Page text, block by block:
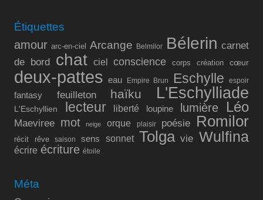
Étiquettes
amour arc-en-ciel Arcange Belmilor Bélerin carnet
de bord
chat ciel conscience corps création cœur
deux-pattes eau Empire Brun Eschylle espoir
fantasy feuilleton haïku L'Eschylliade
L'Eschyllien lecteur liberté loupine lumière Léo
Maeviree mot neige orque plaisir poésie Romilor
récit rêve saison sens sonnet Tolga vie Wulfina
écrire écriture étoile
Méta